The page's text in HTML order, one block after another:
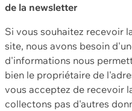
de la newsletter
Si vous souhaitez recevoir
site, nous avons besoin
d'informations nous
bien le propriétaire de
vous acceptez de recevoir
collectons pas d'autres